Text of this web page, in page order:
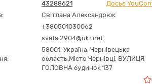
43288621
Досьє
Світлана Александрюк
+380501030062
sveta.2904@ukr.net
58001, Україна, Чернівецька
область,Місто Чернівці, ВУЛИЦЯ
ГОЛОВНА будинок 137